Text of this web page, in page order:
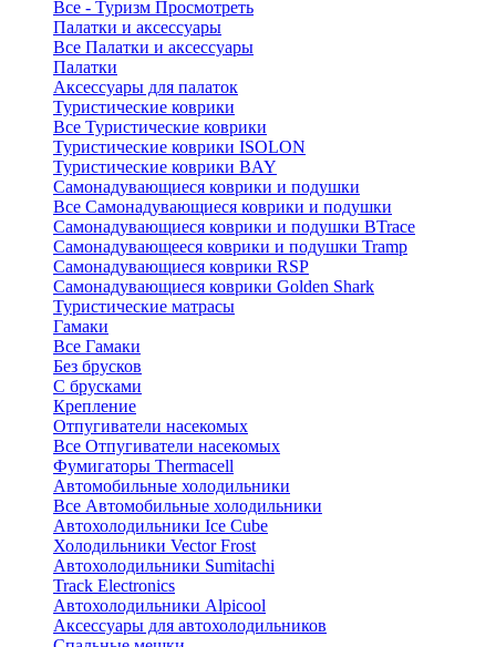
Все - Туризм Просмотреть
Палатки и аксессуары
Все Палатки и аксессуары
Палатки
Аксессуары для палаток
Туристические коврики
Все Туристические коврики
Туристические коврики ISOLON
Туристические коврики BAY
Самонадувающиеся коврики и подушки
Все Самонадувающиеся коврики и подушки
Самонадувающиеся коврики и подушки BTrace
Самонадувающееся коврики и подушки Tramp
Самонадувающиеся коврики RSP
Самонадувающиеся коврики Golden Shark
Туристические матрасы
Гамаки
Все Гамаки
Без брусков
С брусками
Крепление
Отпугиватели насекомых
Все Отпугиватели насекомых
Фумигаторы Thermacell
Автомобильные холодильники
Все Автомобильные холодильники
Автохолодильники Ice Cube
Холодильники Vector Frost
Автохолодильники Sumitachi
Track Electronics
Автохолодильники Alpicool
Аксессуары для автохолодильников